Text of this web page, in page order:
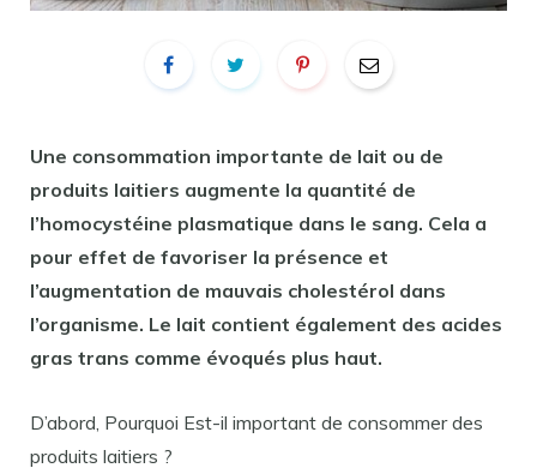
Une consommation importante de lait ou de
produits laitiers augmente la quantité de
l’homocystéine plasmatique dans le sang. Cela a
pour effet de favoriser la présence et
l’augmentation de mauvais cholestérol dans
l’organisme. Le lait contient également des acides
gras trans comme évoqués plus haut.
D’abord, Pourquoi Est-il important de consommer des
produits laitiers ?